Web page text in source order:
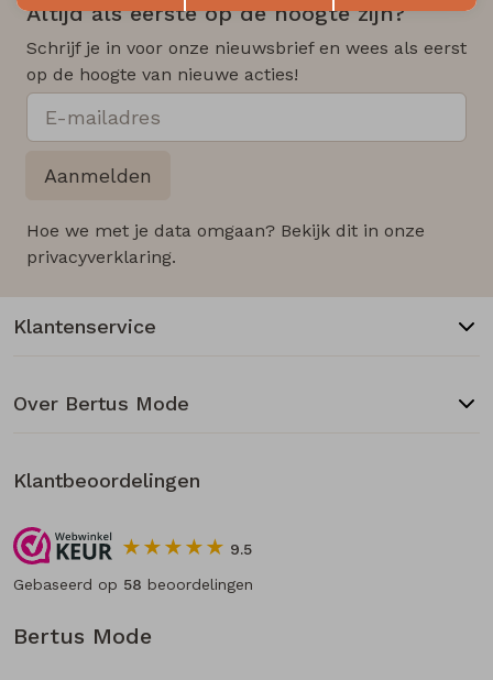
Altijd als eerste op de hoogte zijn?
Schrijf je in voor onze nieuwsbrief en wees als eerst
op de hoogte van nieuwe acties!
Aanmelden
Hoe we met je data omgaan? Bekijk dit in onze
privacyverklaring.
Bertus Mode
Klantenservice
Over Bertus Mode
Klantbeoordelingen
9.5
Gebaseerd op 58 beoordelingen